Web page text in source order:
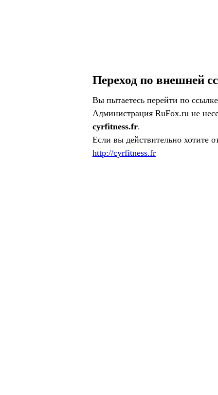
Переход по внешней
Вы пытаетесь перейти по
Администрация RuFox.ru не
cyrfitness.fr.
Если вы действительно хотите
http://cyrfitness.fr